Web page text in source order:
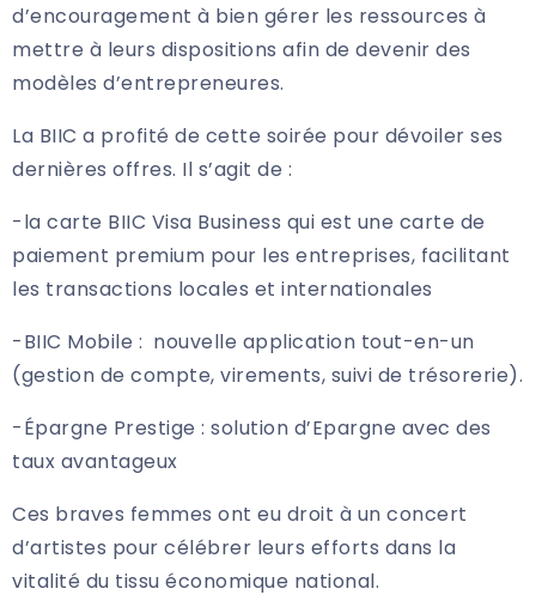
d’encouragement à bien gérer les ressources à
mettre à leurs dispositions afin de devenir des
modèles d’entrepreneures.
La BIIC a profité de cette soirée pour dévoiler ses
dernières offres. Il s’agit de :
-la carte BIIC Visa Business qui est une carte de
paiement premium pour les entreprises, facilitant
les transactions locales et internationales
-BIIC Mobile : nouvelle application tout-en-un
(gestion de compte, virements, suivi de trésorerie).
-Épargne Prestige : solution d’Epargne avec des
taux avantageux
Ces braves femmes ont eu droit à un concert
d’artistes pour célébrer leurs efforts dans la
vitalité du tissu économique national.